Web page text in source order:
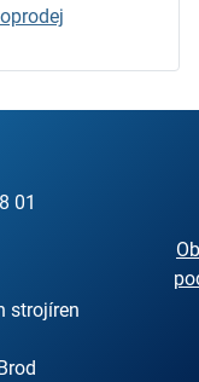
01
strojíren